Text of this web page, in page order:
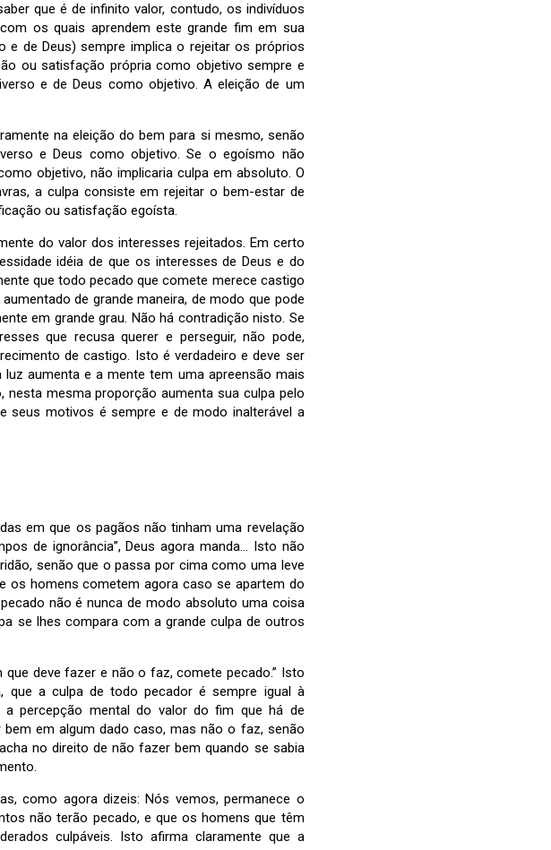
que é de infinito valor, contudo, os indivíduos
os quais aprendem este grande fim em sua
de Deus) sempre implica o rejeitar os próprios
ou satisfação própria como objetivo sempre e
e de Deus como objetivo. A eleição de um
na eleição do bem para si mesmo, senão
e Deus como objetivo. Se o egoísmo não
objetivo, não implicaria culpa em absoluto. O
a culpa consiste em rejeitar o bem-estar de
ou satisfação egoísta.
do valor dos interesses rejeitados. Em certo
idéia de que os interesses de Deus e do
que todo pecado que comete merece castigo
de grande maneira, de modo que pode
em grande grau. Não há contradição nisto. Se
que recusa querer e perseguir, não pode,
de castigo. Isto é verdadeiro e deve ser
aumenta e a mente tem uma apreensão mais
mesma proporção aumenta sua culpa pelo
seus motivos é sempre e de modo inalterável a
em que os pagãos não tinham uma revelação
de ignorância”, Deus agora manda… Isto não
senão que o passa por cima como uma leve
os homens cometem agora caso se apartem do
não é nunca de modo absoluto uma coisa
se lhes compara com a grande culpa de outros
que deve fazer e não o faz, comete pecado.” Isto
que a culpa de todo pecador é sempre igual à
a percepção mental do valor do fim que há de
em algum dado caso, mas não o faz, senão
no direito de não fazer bem quando se sabia
como agora dizeis: Nós vemos, permanece o
não terão pecado, e que os homens que têm
culpáveis. Isto afirma claramente que a